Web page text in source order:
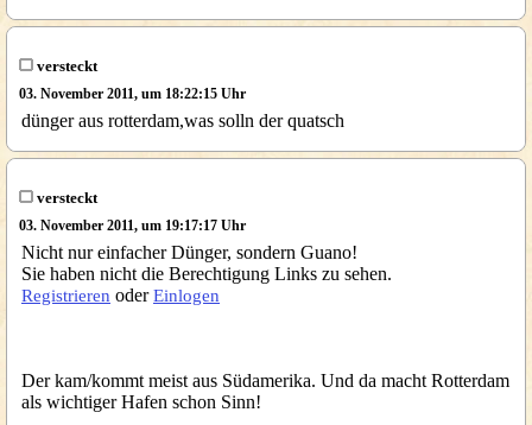
versteckt
03. November 2011, um 18:22:15 Uhr
dünger aus rotterdam,was solln der quatsch
versteckt
03. November 2011, um 19:17:17 Uhr
Nicht nur einfacher Dünger, sondern Guano!
Sie haben nicht die Berechtigung Links zu sehen.
Registrieren oderEinlogen
Der kam/kommt meist aus Südamerika. Und da macht Rotterdam
als wichtiger Hafen schon Sinn!